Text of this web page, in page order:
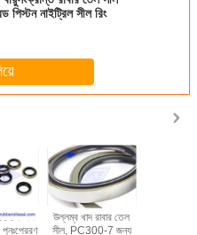
পিস্টন নাইট্রিল সীল রিং
এফ
উল্লম্ব খাদ রাবার তেল
সীল, PC300-7 জন্য